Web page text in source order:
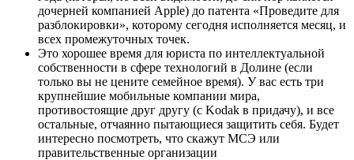
дочерней компанией Apple) до патента «Проведите для
разблокировки», которому сегодня исполняется месяц, и
всех промежуточных точек.
Это хорошее время для юриста по интеллектуальной
собственности в сфере технологий в Долине (если
только вы не цените семейное время). У вас есть три
крупнейшие мобильные компании мира,
противостоящие друг другу (с Kodak в придачу), и все
остальные, отчаянно пытающиеся защитить себя. Будет
интересно посмотреть, что скажут МСЭ или
правительственные организации